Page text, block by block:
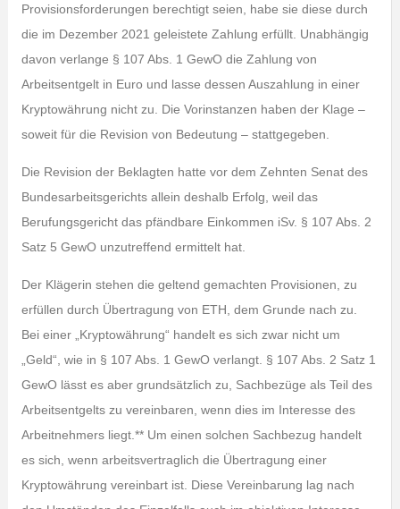
Provisionsforderungen berechtigt seien, habe sie diese durch
die im Dezember 2021 geleistete Zahlung erfüllt. Unabhängig
davon verlange § 107 Abs. 1 GewO die Zahlung von
Arbeitsentgelt in Euro und lasse dessen Auszahlung in einer
Kryptowährung nicht zu. Die Vorinstanzen haben der Klage –
soweit für die Revision von Bedeutung – stattgegeben.
Die Revision der Beklagten hatte vor dem Zehnten Senat des
Bundesarbeitsgerichts allein deshalb Erfolg, weil das
Berufungsgericht das pfändbare Einkommen iSv. § 107 Abs. 2
Satz 5 GewO unzutreffend ermittelt hat.
Der Klägerin stehen die geltend gemachten Provisionen, zu
erfüllen durch Übertragung von ETH, dem Grunde nach zu.
Bei einer „Kryptowährung“ handelt es sich zwar nicht um
„Geld“, wie in § 107 Abs. 1 GewO verlangt. § 107 Abs. 2 Satz 1
GewO lässt es aber grundsätzlich zu, Sachbezüge als Teil des
Arbeitsentgelts zu vereinbaren, wenn dies im Interesse des
Arbeitnehmers liegt.** Um einen solchen Sachbezug handelt
es sich, wenn arbeitsvertraglich die Übertragung einer
Kryptowährung vereinbart ist. Diese Vereinbarung lag nach